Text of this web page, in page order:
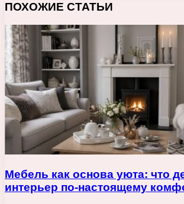
ПОХОЖИЕ СТАТЬИ
Мебель как основа уюта: что
интерьер по-настоящему